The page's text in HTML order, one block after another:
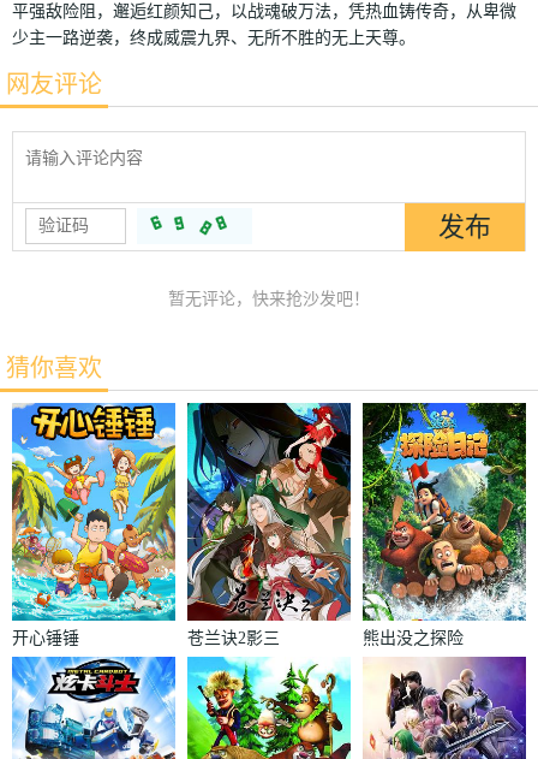
平强敌险阻，邂逅红颜知己，以战魂破万法，凭热血铸传奇，从卑微
少主一路逆袭，终成威震九界、无所不胜的无上天尊。
网友评论
暂无评论，快来抢沙发吧！
猜你喜欢
开心锤锤
苍兰诀2影三
界篇
熊出没之探险
日记